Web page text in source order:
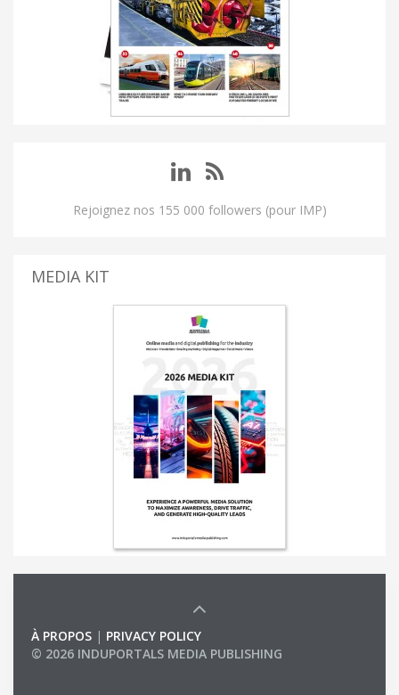
Rejoignez nos 155 000 followers (pour IMP)
MEDIA KIT
À PROPOS | PRIVACY POLICY
© 2026 INDUPORTALS MEDIA PUBLISHING